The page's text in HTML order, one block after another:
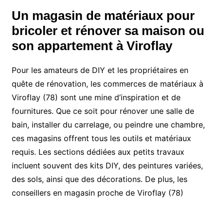
Un magasin de matériaux pour
bricoler et rénover sa maison ou
son appartement à Viroflay
Pour les amateurs de DIY et les propriétaires en
quête de rénovation, les commerces de matériaux à
Viroflay (78) sont une mine d’inspiration et de
fournitures. Que ce soit pour rénover une salle de
bain, installer du carrelage, ou peindre une chambre,
ces magasins offrent tous les outils et matériaux
requis. Les sections dédiées aux petits travaux
incluent souvent des kits DIY, des peintures variées,
des sols, ainsi que des décorations. De plus, les
conseillers en magasin proche de Viroflay (78)